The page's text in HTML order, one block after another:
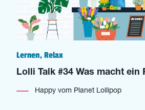
Lernen, Relax
Lolli Talk #34 Was macht ein
Happy vom Planet Lollipop